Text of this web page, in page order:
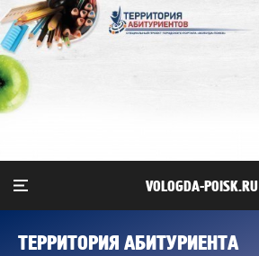
VOLOGDA-POISK.RU
ТЕРРИТОРИЯ АБИТУРИЕНТА